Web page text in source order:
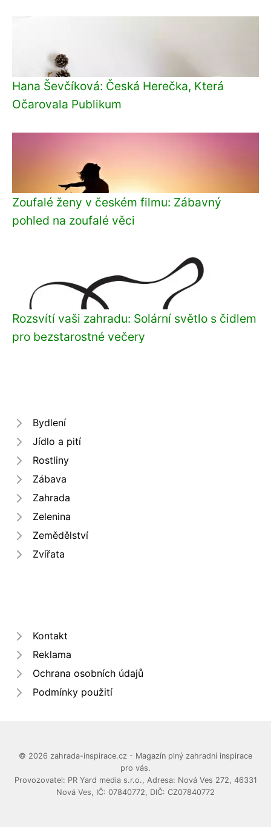
Hana Ševčíková: Česká Herečka, Která
Očarovala Publikum
Zoufalé ženy v českém filmu: Zábavný
pohled na zoufalé věci
Rozsvítí vaši zahradu: Solární světlo s čidlem
pro bezstarostné večery
Bydlení
Jídlo a pití
Rostliny
Zábava
Zahrada
Zelenina
Zemědělství
Zvířata
Kontakt
Reklama
Ochrana osobních údajů
Podmínky použití
© 2026 zahrada-inspirace.cz - Magazín plný zahradní inspirace
pro vás.
Provozovatel: PR Yard media s.r.o., Adresa: Nová Ves 272, 46331
Nová Ves, IČ: 07840772, DIČ: CZ07840772